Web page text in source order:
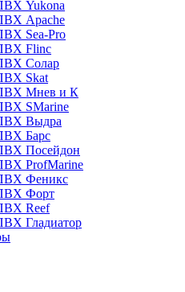
Yukona
Apache
Sea-Pro
Flinc
Солар
Skat
Мнев и К
SMarine
Выдра
Барс
Посейдон
ProfMarine
Феникс
Форт
Reef
Гладиатор